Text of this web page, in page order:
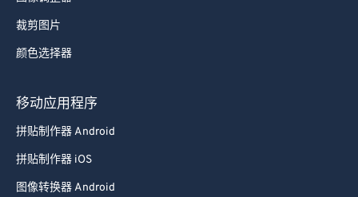
裁剪图片
颜色选择器
移动应用程序
拼贴制作器 Android
拼贴制作器 iOS
图像转换器 Android